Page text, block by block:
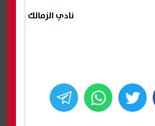
نادي الزمالك